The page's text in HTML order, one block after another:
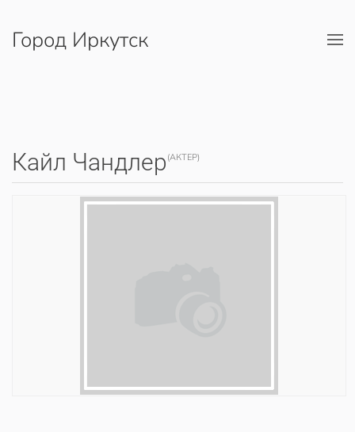
Перейти к содержимому
Город Иркутск
Кайл Чандлер (АКТЕР)